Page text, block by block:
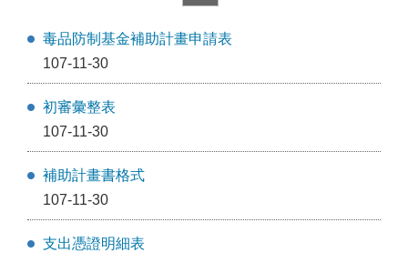
毒品防制基金補助計畫申請表
107-11-30
初審彙整表
107-11-30
補助計畫書格式
107-11-30
支出憑證明細表